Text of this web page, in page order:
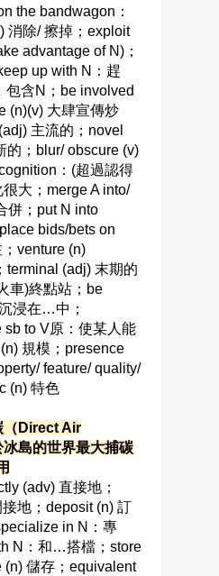
the bandwagon：
消除/ 擦掉；exploit
advantage of N)；
up with N：趕
包含N；be involved
(n)(v) 大肆宣傳炒
主流的；novel
的；blur/ obscure (v)
：(超過認得
大；merge A into/
併；put N into
bids/bets on
venture (n)
terminal (adj) 末期的
車)終點站；be
浸在…中；
sb to V原：使某人能
規模；presence
feature/ quality/
(n) 特色
（Direct Air
島的世界最大捕碳
(adv) 直接地；
地；deposit (n) 訂
in N：專
N：和…搭檔；store
(n) 儲存；equivalent